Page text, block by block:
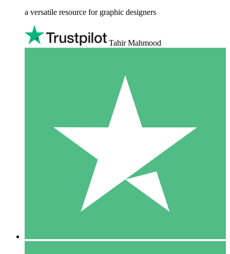
a versatile resource for graphic designers
Tahir Mahmood